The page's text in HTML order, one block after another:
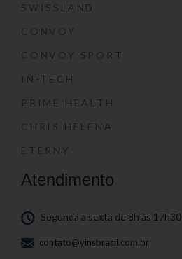
SWISSLAND
CONVOY
CONVOY SPORT
IN-TECH
PRIME HEALTH
CHRIS HELENA
ETERNY
Atendimento
Segunda a sexta de 8h às 17h30
contato@yinsbrasil.com.br